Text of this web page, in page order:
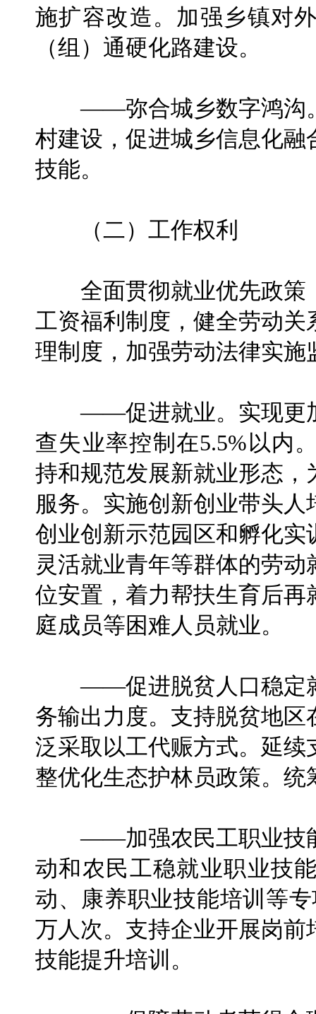
施扩容改造。加强乡镇对
（组）通硬化路建设。
——弥合城乡数字鸿沟。
村建设，促进城乡信息化
技能。
（二）工作权利
全面贯彻就业优先政策
工资福利制度，健全劳动
理制度，加强劳动法律实施
——促进就业。实现更加
查失业率控制在5.5%以内
持和规范发展新就业形态
服务。实施创新创业带头
创业创新示范园区和孵化
灵活就业青年等群体的劳
位安置，着力帮扶生育后
庭成员等困难人员就业。
——促进脱贫人口稳定就
务输出力度。支持脱贫地
泛采取以工代赈方式。延
整优化生态护林员政策。
——加强农民工职业技能
动和农民工稳就业职业技
动、康养职业技能培训等
万人次。支持企业开展岗
技能提升培训。